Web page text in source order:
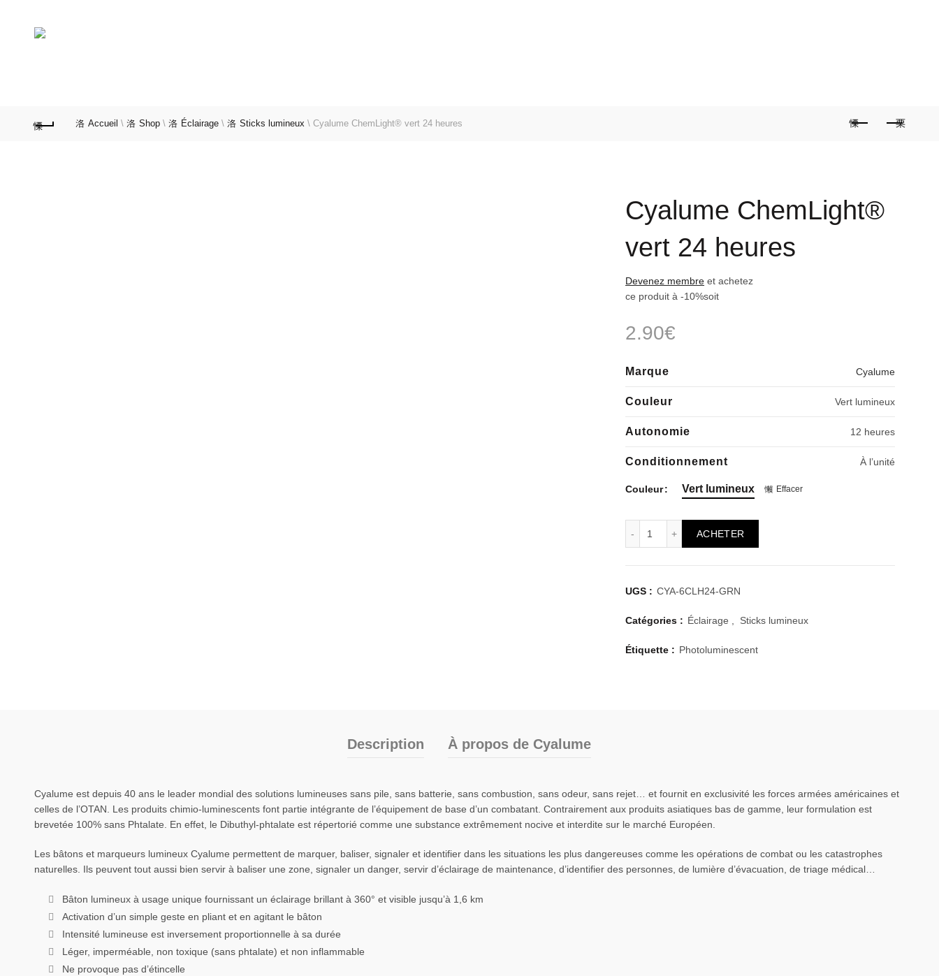
Accueil \ Shop\ Éclairage\ Sticks lumineux \ Cyalume ChemLight® vert 24 heures
Cyalume ChemLight®
vert 24 heures
Devenez membre et achetez
ce produit à-10%soit
2.90€
Marque Cyalume
Couleur Vert lumineux
Autonomie 12 heures
Conditionnement À l’unité
Couleur Vert lumineux Effacer
ACHETER
UGS : CYA-6CLH24-GRN
Catégories : Éclairage , Sticks lumineux
Étiquette : Photoluminescent
Description À propos de Cyalume
Cyalume est depuis 40 ans le leader mondial des solutions lumineuses sans pile, sans batterie, sans combustion, sans odeur, sans rejet… et fournit en exclusivité les forces armées américaines et
celles de l’OTAN. Les produits chimio-luminescents font partie intégrante de l’équipement de base d’un combatant. Contrairement aux produits asiatiques bas de gamme, leur formulation est
brevetée 100% sans Phtalate. En effet, le Dibuthyl-phtalate est répertorié comme une substance extrêmement nocive et interdite sur le marché Européen.
Les bâtons et marqueurs lumineux Cyalume permettent de marquer, baliser, signaler et identifier dans les situations les plus dangereuses comme les opérations de combat ou les catastrophes
naturelles. Ils peuvent tout aussi bien servir à baliser une zone, signaler un danger, servir d’éclairage de maintenance, d’identifier des personnes, de lumière d’évacuation, de triage médical…
Bâton lumineux à usage unique fournissant un éclairage brillant à 360° et visible jusqu’à 1,6 km
Activation d’un simple geste en pliant et en agitant le bâton
Intensité lumineuse est inversement proportionnelle à sa durée
Léger, imperméable, non toxique (sans phtalate) et non inflammable
Ne provoque pas d’étincelle